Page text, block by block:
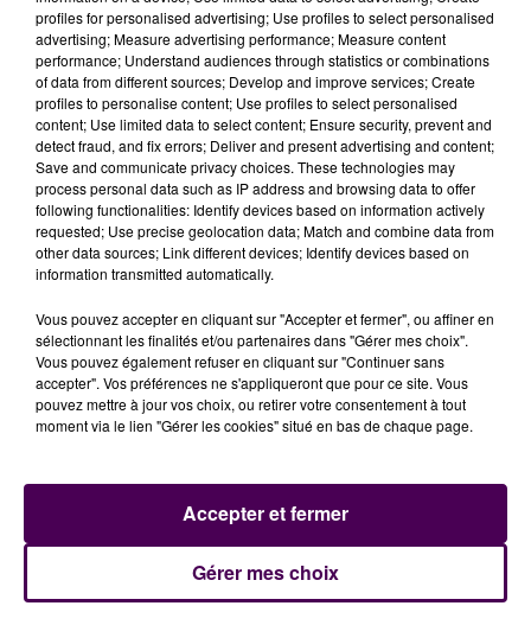
À LA UNE
Gagnez vos pass pour le V and B Fest' 2026 !
11 juillet 2026
Inscrivez-vous au casting The Voice & The Voice
profiles for personalised advertising; Use profiles to select personalised
advertising; Measure advertising performance; Measure content
performance; Understand audiences through statistics or combinations
of data from different sources; Develop and improve services; Create
profiles to personalise content; Use profiles to select personalised
content; Use limited data to select content; Ensure security, prevent and
detect fraud, and fix errors; Deliver and present advertising and content;
Save and communicate privacy choices. These technologies may
process personal data such as IP address and browsing data to offer
following functionalities: Identify devices based on information actively
requested; Use precise geolocation data; Match and combine data from
other data sources; Link different devices; Identify devices based on
information transmitted automatically.
Vous pouvez accepter en cliquant sur "Accepter et fermer", ou affiner en
sélectionnant les finalités et/ou partenaires dans "Gérer mes choix".
Vous pouvez également refuser en cliquant sur "Continuer sans
accepter". Vos préférences ne s'appliqueront que pour ce site. Vous
pouvez mettre à jour vos choix, ou retirer votre consentement à tout
moment via le lien "Gérer les cookies" situé en bas de chaque page.
Gérer mes choix
Accepter et fermer